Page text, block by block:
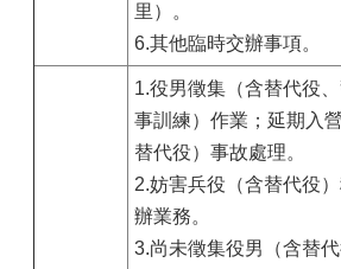
里）。
6.其他臨時交辦事項。
1.役男徵集（含替代役
事訓練）作業；延期入
替代役）事故處理。
2.妨害兵役（含替代役
辦業務。
3.尚未徵集役男（含替